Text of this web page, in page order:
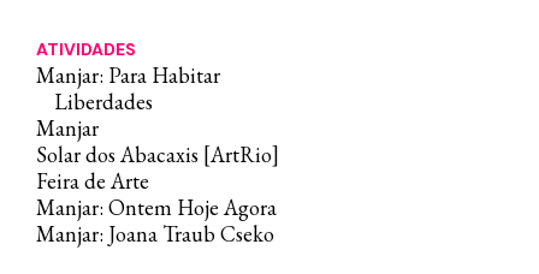
ATIVIDADES
Manjar: Para Habitar
Liberdades
Manjar
Solar dos Abacaxis [ArtRio]
Feira de Arte
Manjar: Ontem Hoje Agora
Manjar: Joana Traub Cseko